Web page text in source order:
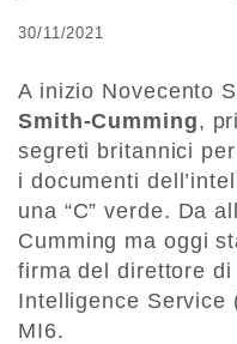
30/11/2021
A inizio Novecento
Smith-Cumming,
segreti britannici
i documenti
una “C” verde. Da
Cumming ma oggi
firma del direttore
Intelligence Service
MI6.